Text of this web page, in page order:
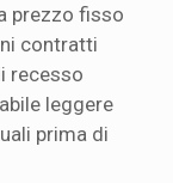
prezzo fisso
contratti
recesso
leggere
prima di